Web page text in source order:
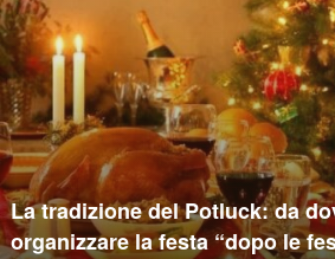
La tradizione del Potluck: da
organizzare la festa “dopo le